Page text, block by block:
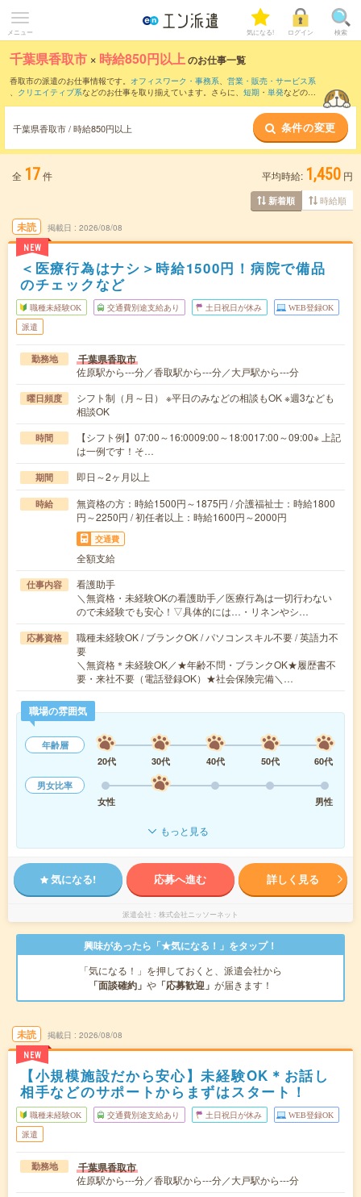
メニュー 気になる! ログイン 検索
千葉県香取市 × 時給850円以上のお仕事一覧
香取市の派遣のお仕事情報です。 オフィスワーク・事務系、 営業・販売・サービス系
、 クリエイティブ系などのお仕事を取り揃えています。さらに、 短期 ・ 単発などの期
時給1150円以上 ・1800円以上の求人はこちら
当サイトでは法令を遵守し、最低賃金以上の求人のみを掲載しています。
千葉県香取市 / 時給850円以上 条件の変更
全 17件 平均時給: 1,450 円
新着順 時給順
未読
NEW
掲載日 2026/08/08
＜医療行為はナシ＞時給1500円！病院で備品
のチェックなど
職種未経験OK 交通費別途支給あり 土日祝日が休み WEB登録OK
派遣
勤務地 千葉県香取市
佐原駅から---分／香取駅から---分／大戸駅から---分
曜日頻度
シフト制（月～日） ※平日のみなどの相談もOK ※週3なども
相談OK
時間
【シフト例】07:00～16:0009:00～18:0017:00～09:00※ 上記
は一例です！そ…
期間 即日～2ヶ月以上
時給
無資格の方：時給1500円～1875円 / 介護福祉士：時給1800
円～2250円 / 初任者以上：時給1600円～2000円
交通費
全額支給
仕事内容
看護助手
＼無資格・未経験OKの看護助手／医療行為は一切行わない
ので未経験でも安心！▽具体的には…・リネンやシ…
応募資格
職種未経験OK / ブランクOK / パソコンスキル不要 / 英語力不
要
＼無資格＊未経験OK／★年齢不問・ブランクOK★履歴書不
要・来社不要（電話登録OK）★社会保険完備＼…
職場の雰囲気
年齢層
20代
30代 40代 50代
60代
男女比率
女性
男性
もっと見る
気になる! 応募へ進む 詳しく見る
派遣会社 株式会社ニッソーネット
興味があったら「★気になる！」をタップ！
「気になる！」を押しておくと、派遣会社から
「面談確約」 や 「応募歓迎」 が届きます！
未読
NEW
掲載日 2026/08/08
【小規模施設だから安心】未経験OK＊お話し
相手などのサポートからまずはスタート！
職種未経験OK 交通費別途支給あり 土日祝日が休み WEB登録OK
派遣
勤務地 千葉県香取市
佐原駅から---分／香取駅から---分／大戸駅から---分